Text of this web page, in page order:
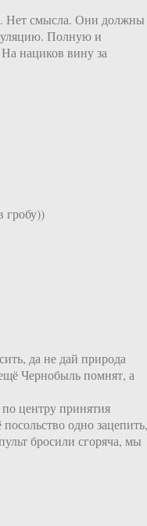
Нет смысла. Они должны
Полную и
нациков вину за
гробу))
да не дай природа
Чернобыль помнят, а
центру принятия
одно зацепить,
бросили сгоряча, мы